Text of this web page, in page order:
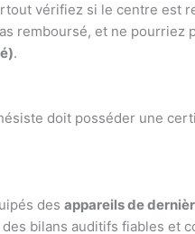
vérifiez si le centre est
remboursé, et ne pourriez
.
doit posséder une
desappareils de
bilans auditifs fiables et